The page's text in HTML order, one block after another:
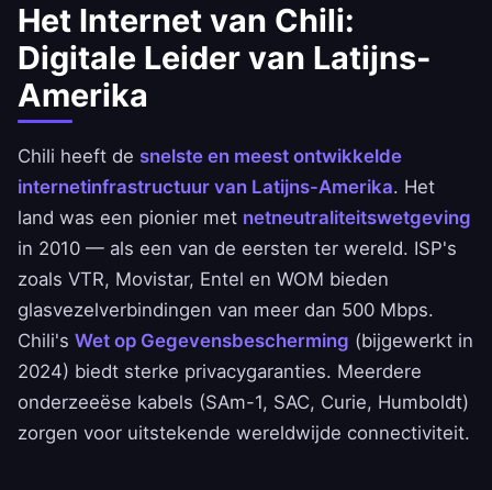
Het Internet van Chili:
Digitale Leider van Latijns-
Amerika
Chili heeft de snelste en meest ontwikkelde
internetinfrastructuur van Latijns-Amerika. Het
land was een pionier met netneutraliteitswetgeving
in 2010 — als een van de eersten ter wereld. ISP's
zoals VTR, Movistar, Entel en WOM bieden
glasvezelverbindingen van meer dan 500 Mbps.
Chili's Wet op Gegevensbescherming (bijgewerkt in
2024) biedt sterke privacygaranties. Meerdere
onderzeeëse kabels (SAm-1, SAC, Curie, Humboldt)
zorgen voor uitstekende wereldwijde connectiviteit.